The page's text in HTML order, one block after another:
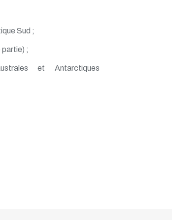
Sud ;
partie) ;
et Antarctiques